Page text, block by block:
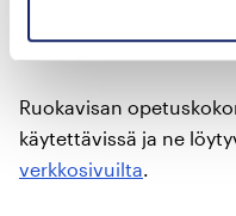
Ruokavisa on
maan.
Ruokavisan
käytettävissä ja ne
verkkosivuilta